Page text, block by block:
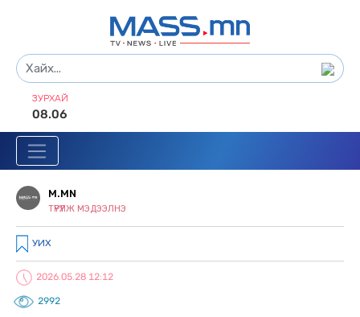
ЗУРХАЙ
08.06
M.MN
ТҮРҮҮЛЖ МЭДЭЭЛНЭ
УИХ
2026.05.28 12:12
2992